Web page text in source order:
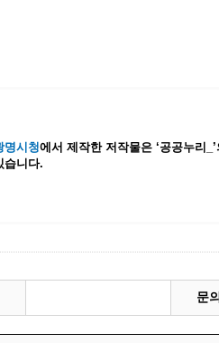
명시청에서 제작한 저작물은 ‘공공누리_’
습니다.
문